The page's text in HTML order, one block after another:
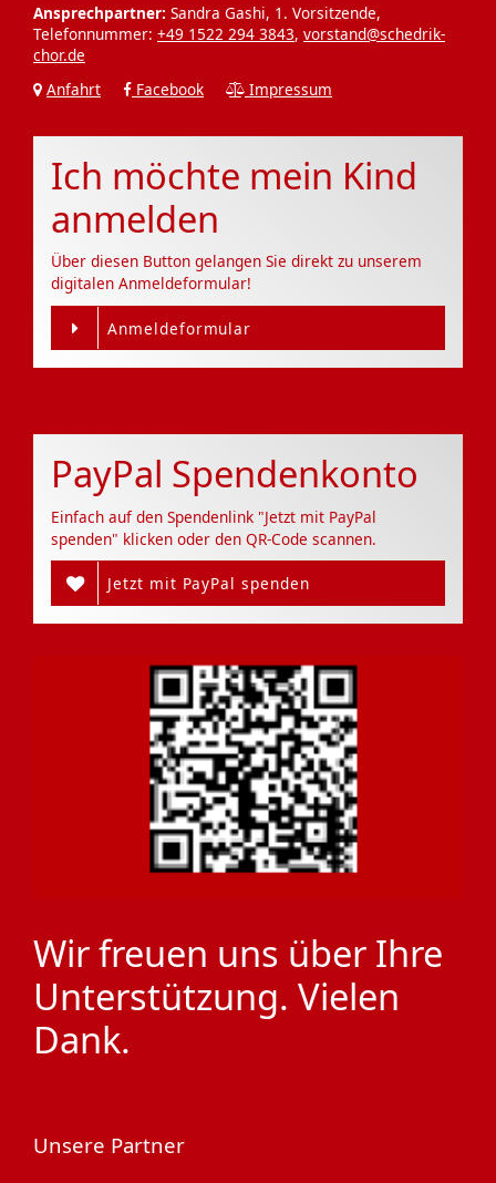
Ansprechpartner: Sandra Gashi, 1. Vorsitzende,
Telefonnummer: +49 1522 294 3843, vorstand@schedrik-
chor.de
Anfahrt
Facebook Impressum
Ich möchte mein Kind
anmelden
Über diesen Button gelangen Sie direkt zu unserem
digitalen Anmeldeformular!
Anmeldeformular
PayPal Spendenkonto
Einfach auf den Spendenlink "Jetzt mit PayPal
spenden" klicken oder den QR-Code scannen.
Jetzt mit PayPal spenden
Wir freuen uns über Ihre
Unterstützung. Vielen
Dank.
Unsere Partner